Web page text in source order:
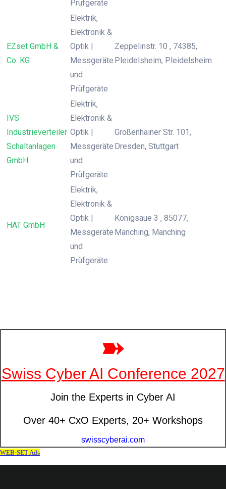
Prüfgeräte
EZset GmbH &
Co. KG
Elektrik,
Elektronik &
Optik |
Messgeräte
und
Prüfgeräte
Zeppelinstr. 10 , 74385,
Pleidelsheim, Pleidelsheim
IVS
Industrieverteiler
Schaltanlagen
GmbH
Elektrik,
Elektronik &
Optik |
Messgeräte
und
Prüfgeräte
Großenhainer Str. 101,
Dresden, Stuttgart
HAT GmbH
Elektrik,
Elektronik &
Optik |
Messgeräte
und
Prüfgeräte
Königsaue 3 , 85077,
Manching, Manching